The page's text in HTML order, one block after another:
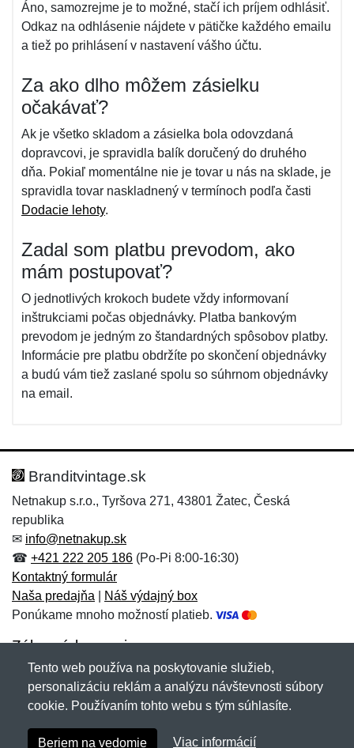
Áno, samozrejme je to možné, stačí ich príjem odhlásiť.
Odkaz na odhlásenie nájdete v pätičke každého emailu
a tiež po prihlásení v nastavení vášho účtu.
Za ako dlho môžem zásielku
očakávať?
Ak je všetko skladom a zásielka bola odovzdaná
dopravcovi, je spravidla balík doručený do druhého
dňa. Pokiaľ momentálne nie je tovar u nás na sklade, je
spravidla tovar naskladnený v termínoch podľa časti
Dodacie lehoty.
Zadal som platbu prevodom, ako
mám postupovať?
O jednotlivých krokoch budete vždy informovaní
inštrukciami počas objednávky. Platba bankovým
prevodom je jedným zo štandardných spôsobov platby.
Informácie pre platbu obdržíte po skončení objednávky
a budú vám tiež zaslané spolu so súhrnom objednávky
na email.
Branditvintage.sk
Netnakup s.r.o., Tyršova 271, 43801 Žatec, Česká
republika
✉ info@netnakup.sk
☎ +421 222 205 186 (Po-Pi 8:00-16:30)
Kontaktný formulár
Naša predajňa
Náš výdajný box
Ponúkame mnoho možností platieb.
Zákaznícky servis
Novinky emailom
Copyright © 2007-2026 (19 rokov s vami)Netnakup.sk
Tento web používa na poskytovanie služieb,
personalizáciu reklám a analýzu návštevnosti súbory
cookie. Používaním tohto webu s tým súhlasíte.
Beriem na vedomie Viac informácií